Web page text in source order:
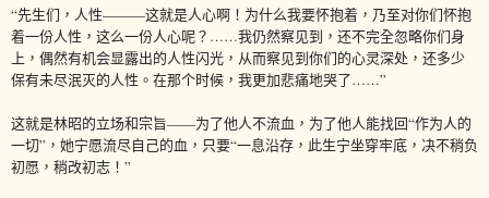
“先生们，人性———这就是人心啊！为什么我要怀抱着，乃至对你们怀抱
着一份人性，这么一份人心呢？……我仍然察见到，还不完全忽略你们身
上，偶然有机会显露出的人性闪光，从而察见到你们的心灵深处，还多少
保有未尽泯灭的人性。在那个时候，我更加悲痛地哭了……”
这就是林昭的立场和宗旨——为了他人不流血，为了他人能找回“作为人的
一切”，她宁愿流尽自己的血，只要“一息沿存，此生宁坐穿牢底，决不稍负
初愿，稍改初志！”